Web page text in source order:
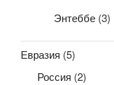
Энтеббе (3)
Евразия (5)
Россия (2)